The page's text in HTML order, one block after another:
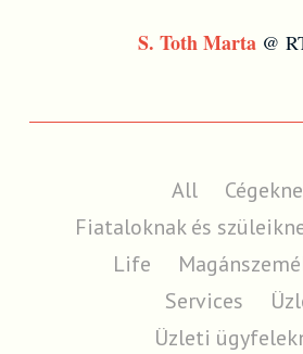
S. Toth Marta @
All
Fiataloknak és
Life
Services
Üzleti